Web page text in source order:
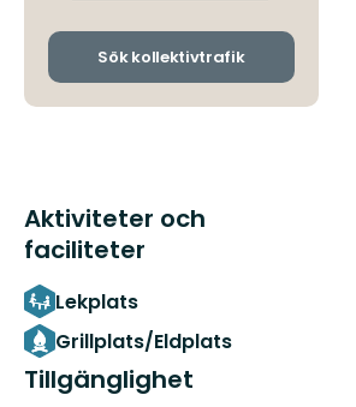
och
Sök kollektivtrafik
Aktiviteter och
faciliteter
Lekplats
Grillplats/Eldplats
Tillgänglighet